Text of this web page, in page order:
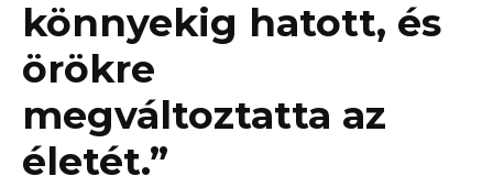
könnyekig hatott, és
örökre
megváltoztatta az
életét.”